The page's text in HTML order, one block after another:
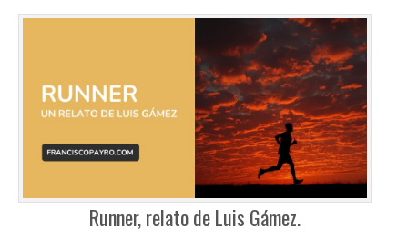
Runner, relato de Luis Gámez.